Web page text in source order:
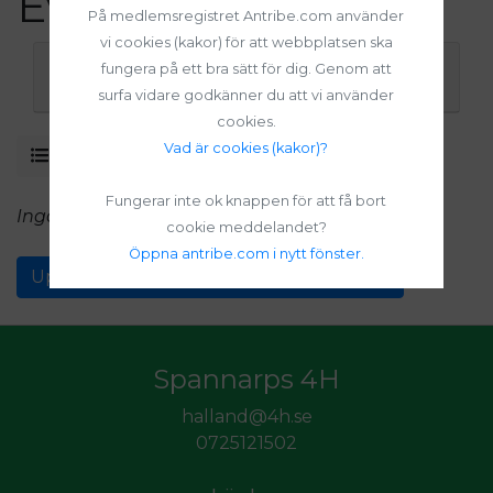
Sökfilter (visa / dölj)
Visa i kalender
Inga inlagda evenemang.
Upptäck andra evenemang i Sveriges 4H
Spannarps 4H
halland@4h.se
0725121502
På medlemsregistret Antribe.com använder
vi cookies (kakor) för att webbplatsen ska
fungera på ett bra sätt för dig. Genom att
surfa vidare godkänner du att vi använder
cookies.
Vad är cookies (kakor)?
Fungerar inte ok knappen för att få bort
cookie meddelandet?
Öppna antribe.com i nytt fönster.